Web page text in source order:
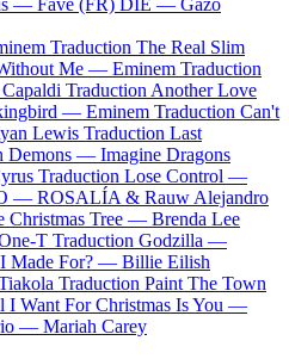
Traduction The Real Slim
Me — Eminem Traduction
Traduction Another Love
— Eminem Traduction Can't
Lewis Traduction Last
Demons — Imagine Dragons
Traduction Lose Control —
— ROSALÍA & Rauw Alejandro
Christmas Tree — Brenda Lee
T Traduction Godzilla —
I Made For? — Billie Eilish
Traduction Paint The Town
I Want For Christmas Is You —
— Mariah Carey